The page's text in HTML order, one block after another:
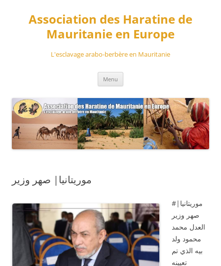
contenuAssociation des Haratine de
Mauritanie en Europe
L'esclavage arabo-berbère en Mauritanie
Menu
موريتانيا| صهر وزير
#موريتانيا|
صهر وزير
العدل محمد
محمود ولد
بيه الذي تم
تعيينه